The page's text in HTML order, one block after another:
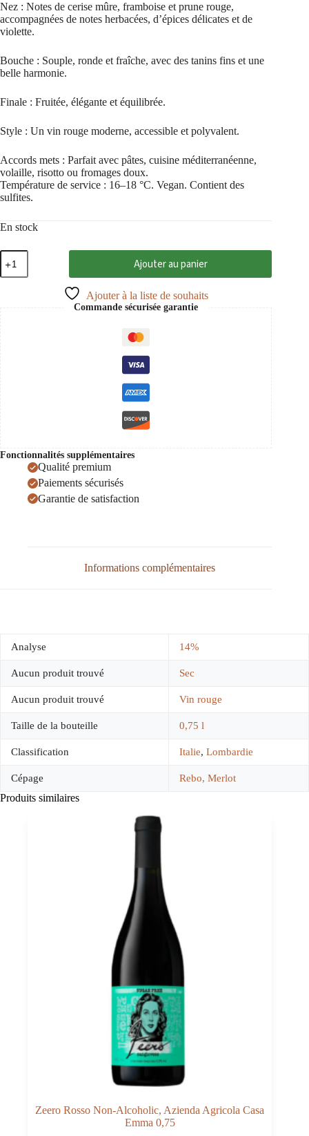
Nez : Notes de cerise mûre, framboise et prune rouge,
accompagnées de notes herbacées, d’épices délicates et de
violette.
Bouche : Souple, ronde et fraîche, avec des tanins fins et une
belle harmonie.
Finale : Fruitée, élégante et équilibrée.
Style : Un vin rouge moderne, accessible et polyvalent.
Accords mets : Parfait avec pâtes, cuisine méditerranéenne,
volaille, risotto ou fromages doux.
Température de service : 16–18 °C. Vegan. Contient des
sulfites.
En stock
quantité
de
Mille
Ajouter au panier
Ajouter à la liste de souhaits
Commande sécurisée garantie
Fonctionnalités supplémentaires
Qualité premium
Paiements sécurisés
Garantie de satisfaction
Informations complémentaires
Analyse 14%
Aucun produit trouvé Sec
Aucun produit trouvé Vin rouge
Taille de la bouteille 0,75 l
Classification Italie, Lombardie
Cépage Rebo, Merlot
Produits similaires
Zeero Rosso Non-Alcoholic, Azienda Agricola Casa
Emma 0,75